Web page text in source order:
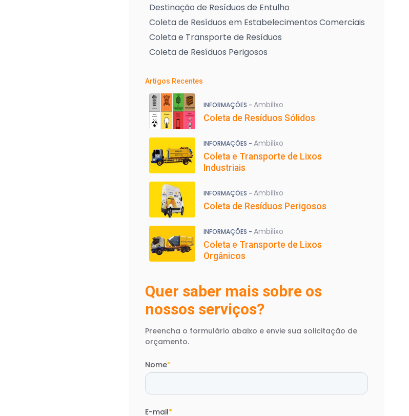
Destinação de Resíduos de Entulho
Coleta de Resíduos em Estabelecimentos Comerciais
Coleta e Transporte de Resíduos
Coleta de Resíduos Perigosos
Artigos Recentes
INFORMAÇÕES - Ambilixo
Coleta de Resíduos Sólidos
INFORMAÇÕES - Ambilixo
Coleta e Transporte de Lixos
Industriais
INFORMAÇÕES - Ambilixo
Coleta de Resíduos Perigosos
INFORMAÇÕES - Ambilixo
Coleta e Transporte de Lixos
Orgânicos
Quer saber mais sobre os
nossos serviços?
Preencha o formulário abaixo e envie sua solicitação de
orçamento.
Nome*
E-mail*